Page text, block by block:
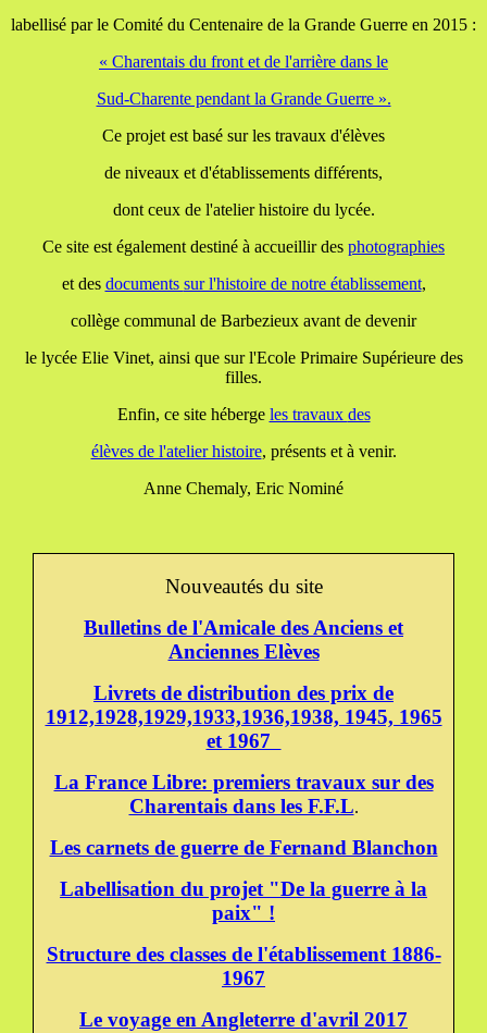
labellisé par le Comité du Centenaire de la Grande Guerre en 2015 :
« Charentais du front et de l'arrière dans le
Sud-Charente pendant la Grande Guerre ».
Ce projet est basé sur les travaux d'élèves
de niveaux et d'établissements différents,
dont ceux de l'atelier histoire du lycée.
Ce site est également destiné à accueillir des photographies
et des documents sur l'histoire de notre établissement,
collège communal de Barbezieux avant de devenir
le lycée Elie Vinet, ainsi que sur l'Ecole Primaire Supérieure des
filles.
Enfin, ce site héberge les travaux des
élèves de l'atelier histoire, présents et à venir.
Anne Chemaly, Eric Nominé
Nouveautés du site
Bulletins de l'Amicale des Anciens et
Anciennes Elèves
Livrets de distribution des prix de
1912,1928,1929,1933,1936,1938, 1945, 1965
et 1967
La France Libre: premiers travaux sur des
Charentais dans les F.F.L.
Les carnets de guerre de Fernand Blanchon
Labellisation du projet "De la guerre à la
paix" !
Structure des classes de l'établissement 1886-
1967
Le voyage en Angleterre d'avril 2017